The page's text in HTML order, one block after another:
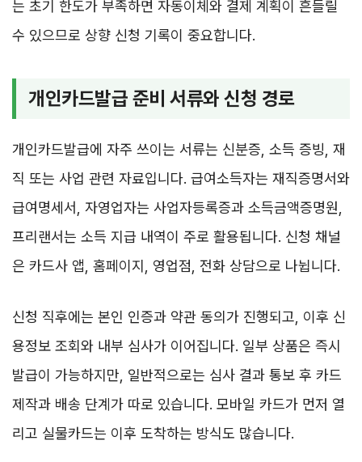
는 초기 한도가 부족하면 자동이체와 결제 계획이 흔들릴
수 있으므로 상향 신청 기록이 중요합니다.
개인카드발급 준비 서류와 신청 경로
개인카드발급에 자주 쓰이는 서류는 신분증, 소득 증빙, 재
직 또는 사업 관련 자료입니다. 급여소득자는 재직증명서와
급여명세서, 자영업자는 사업자등록증과 소득금액증명원,
프리랜서는 소득 지급 내역이 주로 활용됩니다. 신청 채널
은 카드사 앱, 홈페이지, 영업점, 전화 상담으로 나뉩니다.
신청 직후에는 본인 인증과 약관 동의가 진행되고, 이후 신
용정보 조회와 내부 심사가 이어집니다. 일부 상품은 즉시
발급이 가능하지만, 일반적으로는 심사 결과 통보 후 카드
제작과 배송 단계가 따로 있습니다. 모바일 카드가 먼저 열
리고 실물카드는 이후 도착하는 방식도 많습니다.